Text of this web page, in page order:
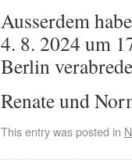
Ausserdem
4. 8. 2024 um
Berlin
Renate und
This entry was posted in